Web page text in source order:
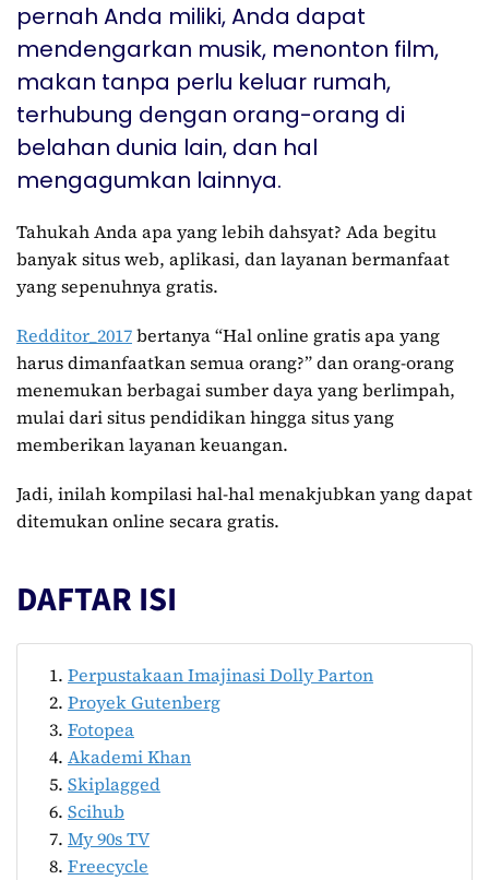
pernah Anda miliki, Anda dapat
mendengarkan musik, menonton film,
makan tanpa perlu keluar rumah,
terhubung dengan orang-orang di
belahan dunia lain, dan hal
mengagumkan lainnya.
Tahukah Anda apa yang lebih dahsyat? Ada begitu
banyak situs web, aplikasi, dan layanan bermanfaat
yang sepenuhnya gratis.
Redditor_2017bertanya “Hal online gratis apa yang
harus dimanfaatkan semua orang?” dan orang-orang
menemukan berbagai sumber daya yang berlimpah,
mulai dari situs pendidikan hingga situs yang
memberikan layanan keuangan.
Jadi, inilah kompilasi hal-hal menakjubkan yang dapat
ditemukan online secara gratis.
DAFTAR ISI
Perpustakaan Imajinasi Dolly Parton
Proyek Gutenberg
Fotopea
Akademi Khan
Skiplagged
Scihub
My 90s TV
Freecycle